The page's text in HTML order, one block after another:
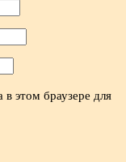
этом браузере для